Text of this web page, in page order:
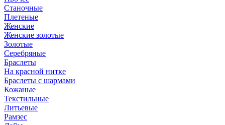
Станочные
Плетеные
Женские
Женские золотые
Золотые
Серебряные
Браслеты
На красной нитке
Браслеты с шармами
Кожаные
Текстильные
Литьевые
Рамзес